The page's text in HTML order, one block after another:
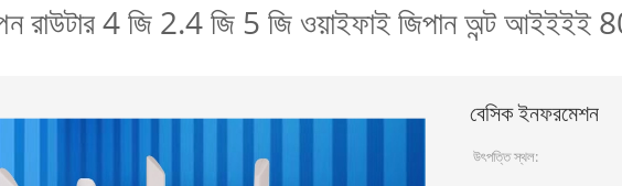
রাউটার 4 জি 2.4 জি 5 জি ওয়াইফাই জিপান অন্ট আইইইই
বেসিক ইনফরমেশন
উৎপত্তি স্থল: